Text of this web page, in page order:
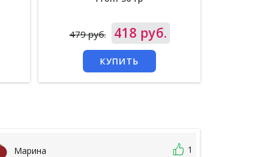
479 руб.
Цена 418 руб.
КУПИТЬ
Марина 1